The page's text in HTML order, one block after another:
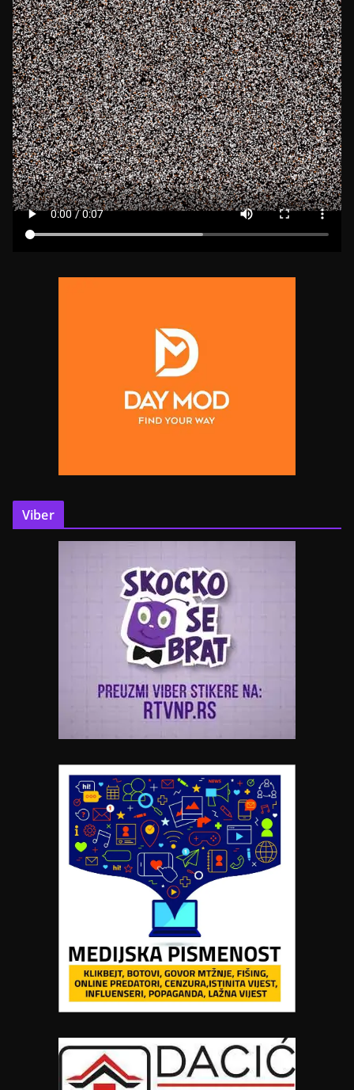
Viber